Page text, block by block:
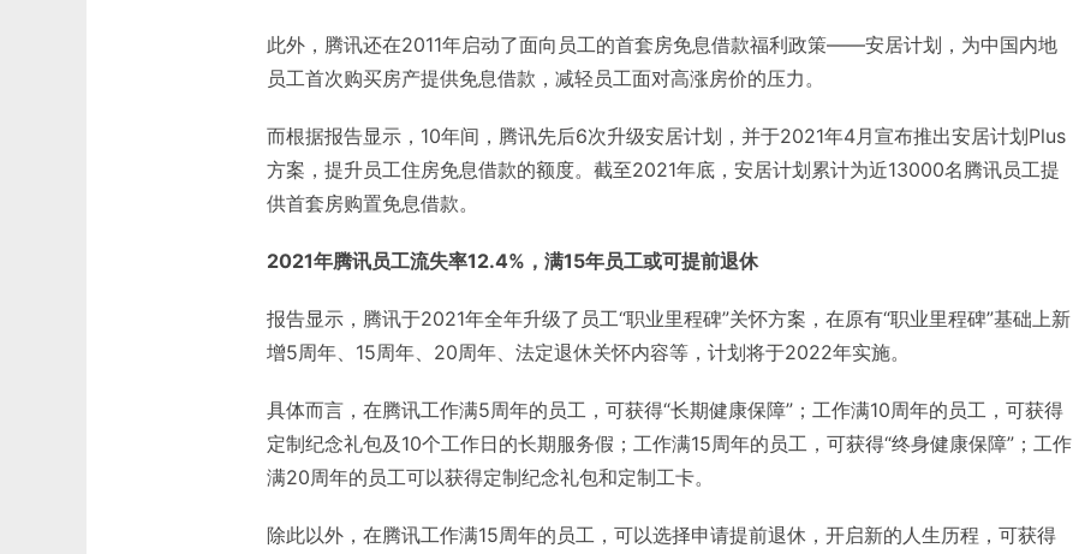
此外，腾讯还在2011年启动了面向员工的首套房免息借款福利政策——安居计划，为中国内地
员工首次购买房产提供免息借款，减轻员工面对高涨房价的压力。
而根据报告显示，10年间，腾讯先后6次升级安居计划，并于2021年4月宣布推出安居计划Plus
方案，提升员工住房免息借款的额度。截至2021年底，安居计划累计为近13000名腾讯员工提
供首套房购置免息借款。
2021年腾讯员工流失率12.4%，满15年员工或可提前退休
报告显示，腾讯于2021年全年升级了员工“职业里程碑”关怀方案，在原有“职业里程碑”基础上新
增5周年、15周年、20周年、法定退休关怀内容等，计划将于2022年实施。
具体而言，在腾讯工作满5周年的员工，可获得“长期健康保障”；工作满10周年的员工，可获得
定制纪念礼包及10个工作日的长期服务假；工作满15周年的员工，可获得“终身健康保障”；工作
满20周年的员工可以获得定制纪念礼包和定制工卡。
除此以外，在腾讯工作满15周年的员工，可以选择申请提前退休，开启新的人生历程，可获得